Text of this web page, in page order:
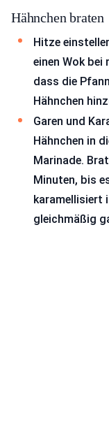
Hähnchen braten
Hitze
einen Wok
dass die
Hähnchen
Garen und
Hähnchen in
Marinade.
Minuten, bis
karamellisiert
gleichmäßig